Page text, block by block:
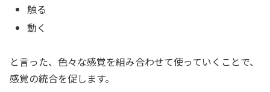
触る
動く
と言った、色々な感覚を組み合わせて使っていくことで、
感覚の統合を促します。